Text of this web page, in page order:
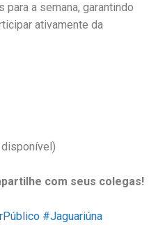
a semana, garantindo
ativamente da
disponível)
com seus colegas!
#Jaguariúna